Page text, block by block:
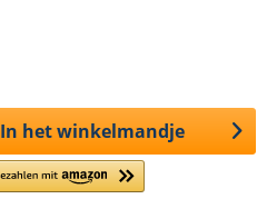
In het winkelmandje